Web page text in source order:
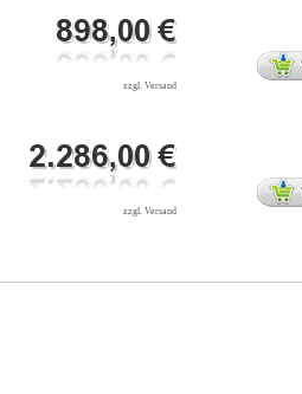
zzgl. Versand
zzgl. Versand